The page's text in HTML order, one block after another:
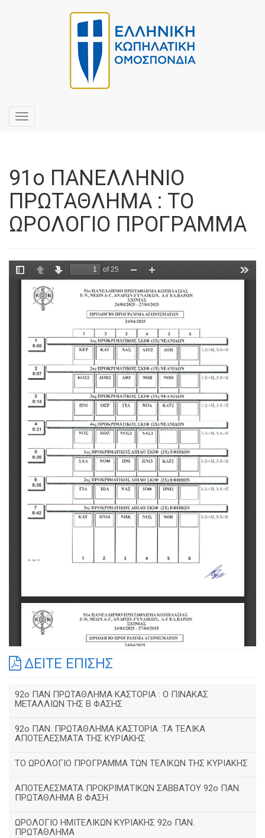
Toggle
navigation
91ο ΠΑΝΕΛΛΗΝΙΟ
ΠΡΩΤΑΘΛΗΜΑ : ΤΟ
ΩΡΟΛΟΓΙΟ ΠΡΟΓΡΑΜΜΑ
ΔΕΙΤΕ ΕΠΙΣΗΣ
92o ΠΑΝ ΠΡΩΤΑΘΛΗΜΑ ΚΑΣΤΟΡΙΑ : Ο ΠΙΝΑΚΑΣ
ΜΕΤΑΛΛΙΩΝ ΤΗΣ Β ΦΑΣΗΣ
92ο ΠΑΝ. ΠΡΩΤΑΘΛΗΜΑ ΚΑΣΤΟΡΙΑ :ΤΑ ΤΕΛΙΚΑ
ΑΠΟΤΕΛΕΣΜΑΤΑ ΤΗΣ ΚΥΡΙΑΚΗΣ
ΤΟ ΩΡΟΛΟΓΙΟ ΠΡΟΓΡΑΜΜΑ ΤΩΝ ΤΕΛΙΚΩΝ ΤΗΣ ΚΥΡΙΑΚΗΣ
ΑΠΟΤΕΛΕΣΜΑΤΑ ΠΡΟΚΡΙΜΑΤΙΚΩΝ ΣΑΒΒΑΤΟΥ 92o ΠΑΝ.
ΠΡΩΤΑΘΛΗΜΑ Β ΦΑΣΗ
ΩΡΟΛΟΓΙΟ ΗΜΙΤΕΛΙΚΩΝ ΚΥΡΙΑΚΗΣ 92ο ΠΑΝ.
ΠΡΩΤΑΘΛΗΜΑ